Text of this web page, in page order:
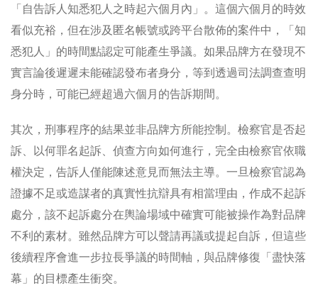
「自告訴人知悉犯人之時起六個月內」。這個六個月的時效
看似充裕，但在涉及匿名帳號或跨平台散佈的案件中，「知
悉犯人」的時間點認定可能產生爭議。如果品牌方在發現不
實言論後遲遲未能確認發布者身分，等到透過司法調查查明
身分時，可能已經超過六個月的告訴期間。
其次，刑事程序的結果並非品牌方所能控制。檢察官是否起
訴、以何罪名起訴、偵查方向如何進行，完全由檢察官依職
權決定，告訴人僅能陳述意見而無法主導。一旦檢察官認為
證據不足或造謀者的真實性抗辯具有相當理由，作成不起訴
處分，該不起訴處分在輿論場域中確實可能被操作為對品牌
不利的素材。雖然品牌方可以聲請再議或提起自訴，但這些
後續程序會進一步拉長爭議的時間軸，與品牌修復「盡快落
幕」的目標產生衝突。